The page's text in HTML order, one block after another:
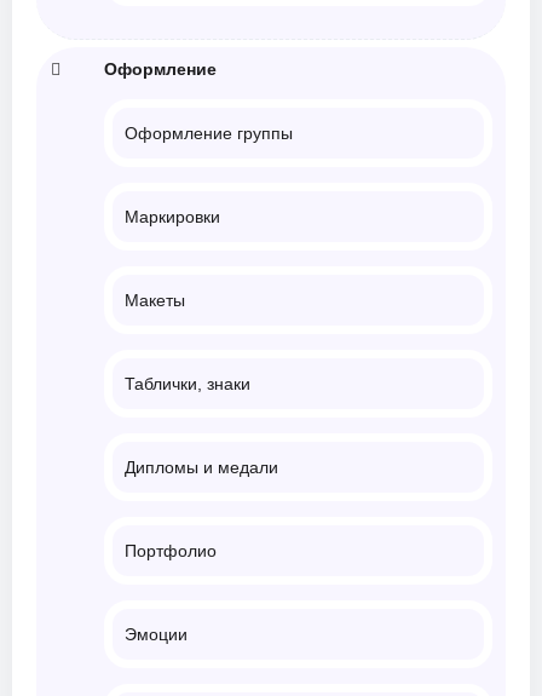
Оформление
Оформление группы
Маркировки
Макеты
Таблички, знаки
Дипломы и медали
Портфолио
Эмоции